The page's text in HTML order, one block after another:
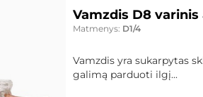
Vamzdis D8
Matmenys: D1/4
Vamzdis yra sukarpytas
galimą parduoti ilgį...